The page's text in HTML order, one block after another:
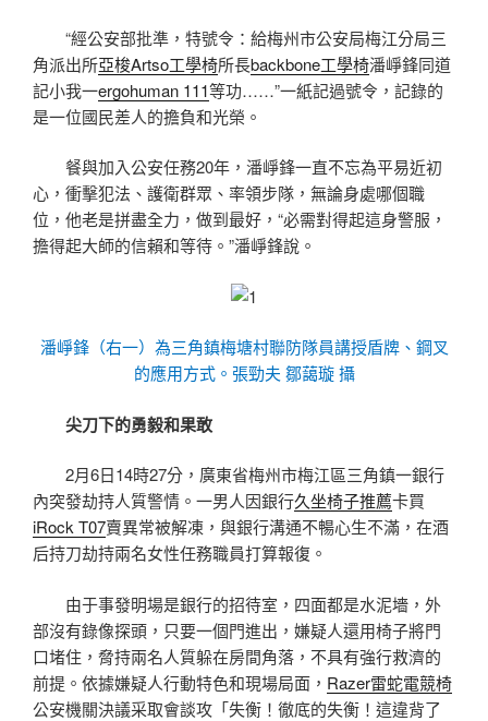
“經公安部批準，特號令：給梅州市公安局梅江分局三
角派出所亞梭Artso工學椅所長backbone工學椅潘崢鋒同道
記小我一ergohuman 111等功……”一紙記過號令，記錄的
是一位國民差人的擔負和光榮。
餐與加入公安任務20年，潘崢鋒一直不忘為平易近初
心，衝擊犯法、護衛群眾、率領步隊，無論身處哪個職
位，他老是拼盡全力，做到最好，“必需對得起這身警服，
擔得起大師的信賴和等待。”潘崢鋒說。
潘崢鋒（右一）為三角鎮梅塘村聯防隊員講授盾牌、鋼叉
的應用方式。張勁夫 鄒藹璇 攝
尖刀下的勇毅和果敢
2月6日14時27分，廣東省梅州市梅江區三角鎮一銀行
內突發劫持人質警情。一男人因銀行久坐椅子推薦卡買
iRock T07賣異常被解凍，與銀行溝通不暢心生不滿，在酒
后持刀劫持兩名女性任務職員打算報復。
由于事發明場是銀行的招待室，四面都是水泥墻，外
部沒有錄像探頭，只要一個門進出，嫌疑人還用椅子將門
口堵住，脅持兩名人質躲在房間角落，不具有強行救濟的
前提。依據嫌疑人行動特色和現場局面， Razer雷蛇電競椅
公安機關決議采取會談攻「失衡！徹底的失衡！這違背了